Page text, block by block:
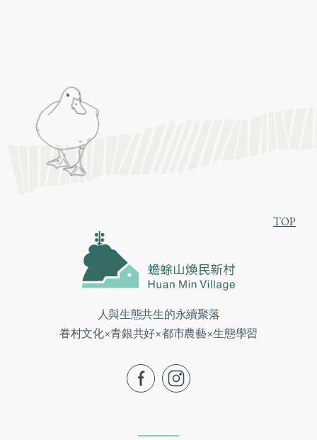
TOP
人與生態共生的永續聚落
眷村文化×青銀共好×都市農藝×生態學習
fb ig